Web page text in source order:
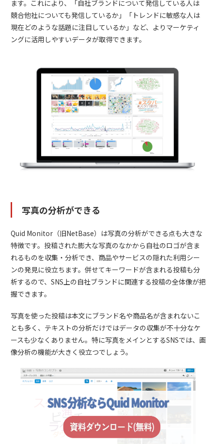
ます。これにより、「自社ブランドについて発信している人は
競合他社についても発信しているか」「トレンドに敏感な人は
現在どのような話題に注目しているか」など、よりマーケティ
ングに活用しやすいデータが取得できます。
写真の分析ができる
Quid Monitor（旧NetBase）は写真の分析ができる点も大きな
特徴です。投稿された膨大な写真のなかから自社のロゴが含ま
れるものを収集・分析でき、商品やサービスの隠れた利用シー
ンの発見に役立ちます。併せてキーワードが含まれる投稿も分
析するので、SNS上の自社ブランドに関連する投稿の全体像が把
握できます。
写真を使った投稿は本文にブランド名や商品名が含まれないこ
とも多く、テキストの分析だけではデータの収集が不十分なケ
ースも少なくありません。特に写真をメインとするSNSでは、画
像分析の機能が大きく役立つでしょう。